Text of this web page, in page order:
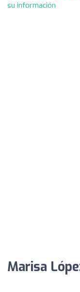
su información
Marisa